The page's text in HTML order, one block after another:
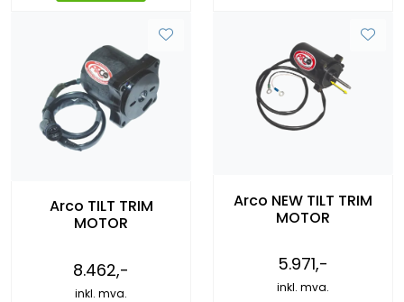
Arco TILT TRIM
MOTOR
8.462,-
inkl. mva.
Arco NEW TILT TRIM
MOTOR
5.971,-
inkl. mva.